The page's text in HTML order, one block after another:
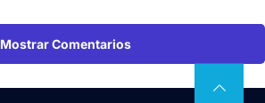
Mostrar Comentarios